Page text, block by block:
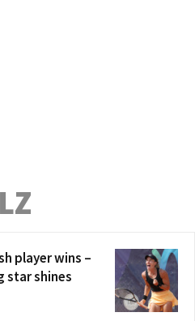
player wins –
star shines